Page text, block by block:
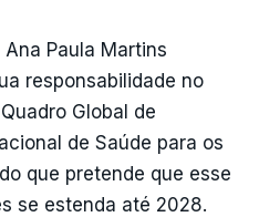
Paula Martins
responsabilidade no
Global de
de Saúde para os
que pretende que esse
se estenda até 2028.